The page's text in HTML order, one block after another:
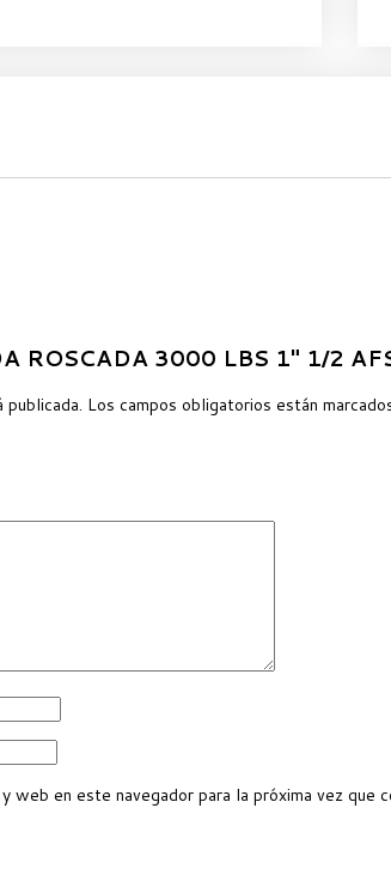
ROSCADA 3000 LBS 1″ 1/2
Los campos obligatorios están
web en este navegador para la próxima vez que